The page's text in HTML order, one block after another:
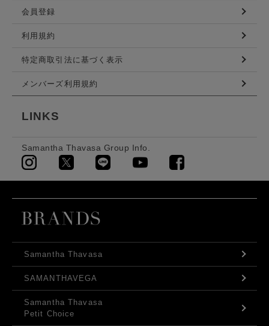
会員登録
利用規約
特定商取引法に基づく表示
メンバーズ利用規約
LINKS
Samantha Thavasa Group Info.
Samantha Thavasa
SAMANTHAVEGA
Samantha Thavasa
Petit Choice